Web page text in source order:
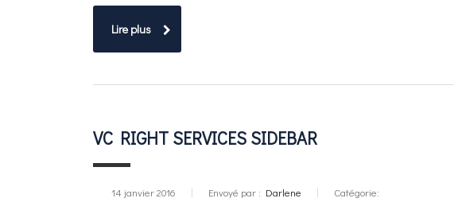
Lire plus
VC RIGHT SERVICES SIDEBAR
14 janvier 2016 Envoyé par : Darlene Catégorie: